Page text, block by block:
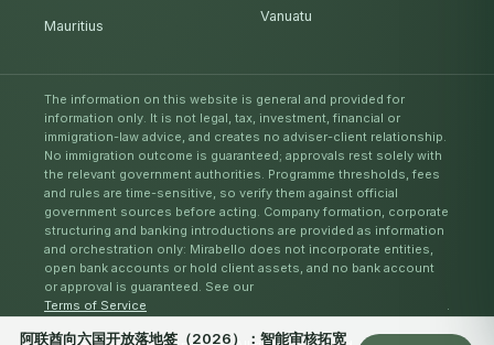
阿联酋向六国开放落地签（2026）：智能审核拓宽
Mauritius
Vanuatu
The information on this website is general and provided for
information only. It is not legal, tax, investment, financial or
immigration-law advice, and creates no adviser-client relationship.
No immigration outcome is guaranteed; approvals rest solely with
the relevant government authorities. Programme thresholds, fees
and rules are time-sensitive, so verify them against official
government sources before acting. Company formation, corporate
structuring and banking introductions are provided as information
and orchestration only: Mirabello does not incorporate entities,
open bank accounts or hold client assets, and no bank account
or approval is guaranteed. See our
Terms of Service